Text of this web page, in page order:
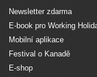
Newsletter zdarma
E-book pro Working
Mobilní aplikace
Festival o Kanadě
E-shop